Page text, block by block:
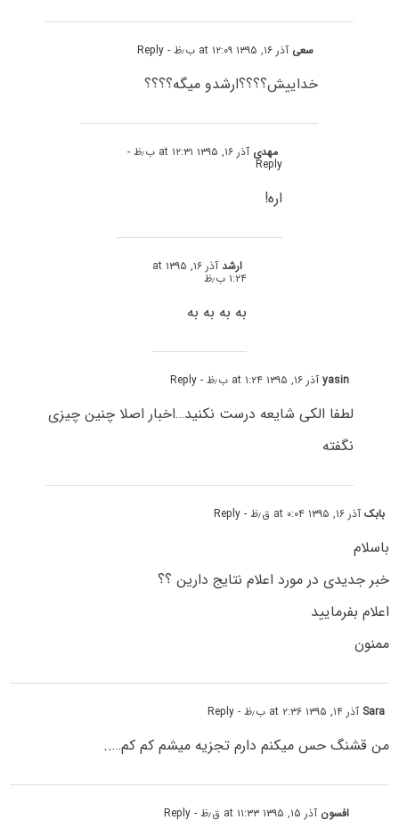
سعی آذر ۱۶, ۱۳۹۵ at ۱۲:۰۹ ب٫ظ - Reply
خداییش؟؟؟؟ارشدو میگه؟؟؟؟
مهدی آذر ۱۶, ۱۳۹۵ at ۱۲:۳۱ ب٫ظ -
Reply
اره!
ارشد آذر ۱۶, ۱۳۹۵ at
۱:۲۴ ب٫ظ
به به به به
yasinآذر ۱۶, ۱۳۹۵ at ۱:۲۴ ب٫ظ - Reply
لطفا الکی شایعه درست نکنید…اخبار اصلا چنین چیزی
نگفته
بابکآذر ۱۶, ۱۳۹۵ at ۰:۰۴ ق٫ظ - Reply
باسلام
خبر جدیدی در مورد اعلام نتایج دارین ؟؟
اعلام بفرمایید
ممنون
Sara آذر ۱۴, ۱۳۹۵ at ۲:۳۶ ب٫ظ - Reply
من قشنگ حس میکنم دارم تجزیه میشم کم کم…..
افسون آذر ۱۵, ۱۳۹۵ at ۱۱:۳۳ ق٫ظ - Reply